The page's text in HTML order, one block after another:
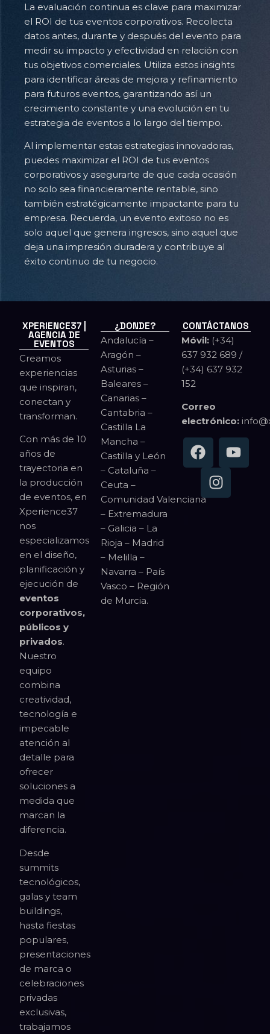
La evaluación continua es clave para maximizar
el ROI de tus eventos corporativos. Recolecta
datos antes, durante y después del evento para
medir su impacto y efectividad en relación con
tus objetivos comerciales. Utiliza estos insights
para identificar áreas de mejora y refinamiento
para futuros eventos, garantizando así un
crecimiento constante y una evolución en tu
estrategia de eventos a lo largo del tiempo.
Al implementar estas estrategias innovadoras,
puedes maximizar el ROI de tus eventos
corporativos y asegurarte de que cada ocasión
no solo sea financieramente rentable, sino
también estratégicamente impactante para tu
empresa. Recuerda, un evento exitoso no es
solo aquel que genera ingresos, sino aquel que
deja una impresión duradera y contribuye al
éxito continuo de tu negocio.
XPERIENCE37 |
AGENCIA DE
EVENTOS
Creamos
experiencias
que inspiran,
conectan y
transforman.
Con más de 10
años de
trayectoria en
la producción
de eventos, en
Xperience37
nos
especializamos
en el diseño,
planificación y
ejecución de
eventos
corporativos,
públicos y
privados.
Nuestro
equipo
combina
creatividad,
tecnología e
impecable
atención al
detalle para
ofrecer
soluciones a
medida que
marcan la
diferencia.
Desde
summits
tecnológicos,
galas y team
buildings,
hasta fiestas
populares,
presentaciones
de marca o
celebraciones
privadas
exclusivas,
trabajamos
¿DONDE?
Andalucía –
Aragón –
Asturias –
Baleares –
Canarias –
Cantabria –
Castilla La
Mancha –
Castilla y León
– Cataluña –
Ceuta –
Comunidad Valenciana
– Extremadura
– Galicia – La
Rioja – Madrid
– Melilla –
Navarra – País
Vasco – Región
de Murcia.
CONTÁCTANOS
Móvil: (+34)
637 932 689 /
(+34) 637 932
152
Correo
electrónico: